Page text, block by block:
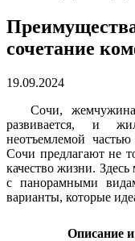
сочетание
19.09.2024
Сочи,
развивается, и
неотъемлемой
Сочи предлагают не
качество жизни.
с панорамными
варианты, которые
Описание